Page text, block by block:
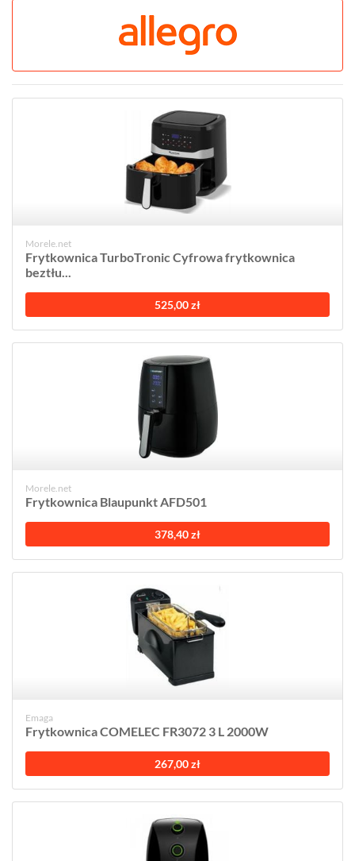
Morele.net
Frytkownica TurboTronic Cyfrowa frytkownica
beztłu...
525,00 zł
Morele.net
Frytkownica Blaupunkt AFD501
378,40 zł
Emaga
Frytkownica COMELEC FR3072 3 L 2000W
267,00 zł